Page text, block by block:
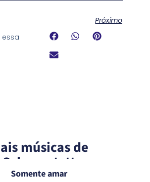
Próximo
músicas de
Schoenstatt
Somente amar